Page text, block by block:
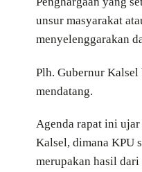
unsur masyarakat
menyelenggarakan
Plh. Gubernur Kalsel
mendatang.
Agenda rapat ini ujar
Kalsel, dimana KPU
merupakan hasil